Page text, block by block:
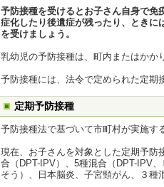
予防接種を受けるとお子さん自身で免
症化したり後遺症が残ったり、ときに
を受けましょう。
乳幼児の予防接種は、町内またはかか
予防接種には、法令で定められた定期
定期予防接種
予防接種法で基づいて市町村が実施す
現在、お子さんを対象とした定期予防
合（DPT-IPV）、5種混合（DPT-IPV
そう）、日本脳炎、子宮頸がん、３